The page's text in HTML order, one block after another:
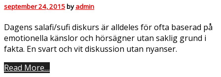
september 24, 2015byadmin
Dagens salafi/sufi diskurs är alldeles för ofta baserad på
emotionella känslor och hörsägner utan saklig grund i
fakta. En svart och vit diskussion utan nyanser.
Read More…